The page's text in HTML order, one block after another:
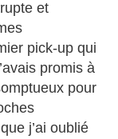
et
pick-up qui
promis à
pour
j’ai oublié